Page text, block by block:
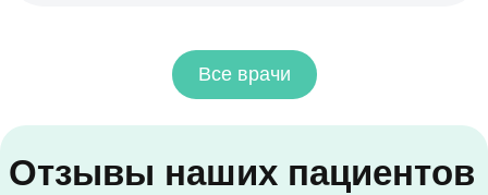
Все врачи
Отзывы наших пациентов